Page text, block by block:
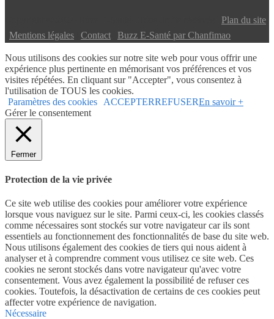
Plan du site
Mentions légales Contact Buzz E-Santé par Chanfimao
Nous utilisons des cookies sur notre site web pour vous offrir une
expérience plus pertinente en mémorisant vos préférences et vos
visites répétées. En cliquant sur "Accepter", vous consentez à
l'utilisation de TOUS les cookies.
Paramètres des cookies ACCEPTERREFUSEREn savoir +
Gérer le consentement
Fermer
Protection de la vie privée
Ce site web utilise des cookies pour améliorer votre expérience
lorsque vous naviguez sur le site. Parmi ceux-ci, les cookies classés
comme nécessaires sont stockés sur votre navigateur car ils sont
essentiels au fonctionnement des fonctionnalités de base du site web.
Nous utilisons également des cookies de tiers qui nous aident à
analyser et à comprendre comment vous utilisez ce site web. Ces
cookies ne seront stockés dans votre navigateur qu'avec votre
consentement. Vous avez également la possibilité de refuser ces
cookies. Toutefois, la désactivation de certains de ces cookies peut
affecter votre expérience de navigation.
Nécessaire